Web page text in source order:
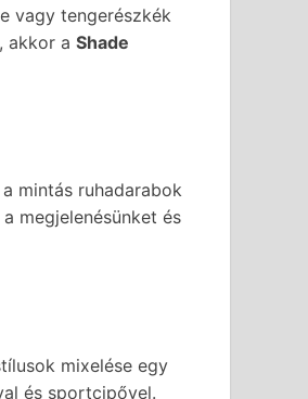
vagy tengerészkék
akkor a Shade
mintás ruhadarabok
megjelenésünket és
mixelése egy
és sportcipővel.